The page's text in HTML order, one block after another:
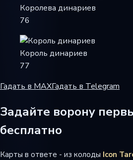
Королева динариев
76
Король динариев
77
Гадать в MAXГадать в Telegram
Задайте ворону
бесплатно
Карты в ответе - из колоды Icon